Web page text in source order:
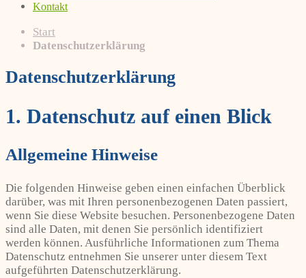
Kontakt
Start
Datenschutzerklärung
Datenschutzerklärung
1. Datenschutz auf einen Blick
Allgemeine Hinweise
Die folgenden Hinweise geben einen einfachen Überblick
darüber, was mit Ihren personenbezogenen Daten passiert,
wenn Sie diese Website besuchen. Personenbezogene Daten
sind alle Daten, mit denen Sie persönlich identifiziert
werden können. Ausführliche Informationen zum Thema
Datenschutz entnehmen Sie unserer unter diesem Text
aufgeführten Datenschutzerklärung.